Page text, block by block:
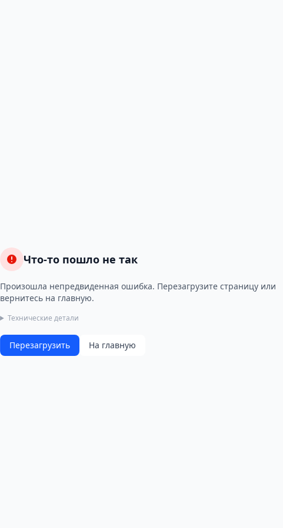
Что-то пошло не так
Произошла непредвиденная ошибка. Перезагрузите страницу или
вернитесь на главную.
Технические детали
Перезагрузить На главную